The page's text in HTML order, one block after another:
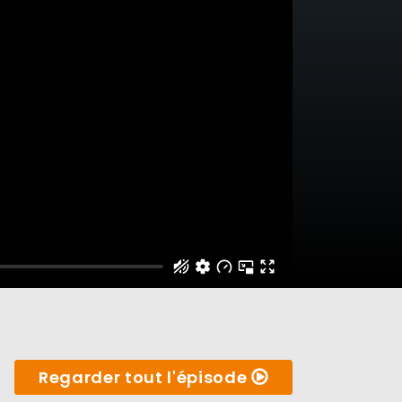
Regarder tout l'épisode